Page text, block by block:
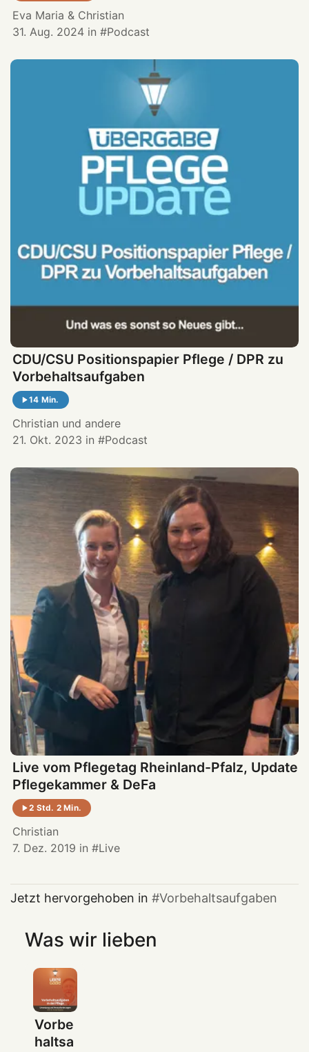
Eva Maria & Christian
31. Aug. 2024 in Podcast
CDU/CSU Positionspapier Pflege / DPR zu
Vorbehaltsaufgaben
14 Min.
Christian und andere
21. Okt. 2023 in Podcast
Live vom Pflegetag Rheinland-Pfalz, Update
Pflegekammer & DeFa
2 Std. 2 Min.
Christian
7. Dez. 2019 in Live
Jetzt hervorgehoben in Vorbehaltsaufgaben
Was wir lieben
Vorbe
haltsa